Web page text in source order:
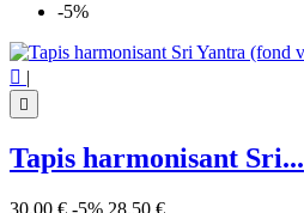
-5%
 |

Tapis harmonisant Sri...
30,00 € -5% 28,50 €